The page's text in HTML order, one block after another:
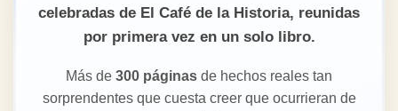
celebradas de El Café de la Historia, reunidas
por primera vez en un solo libro.
Más de 300 páginas de hechos reales tan
sorprendentes que cuesta creer que ocurrieran de